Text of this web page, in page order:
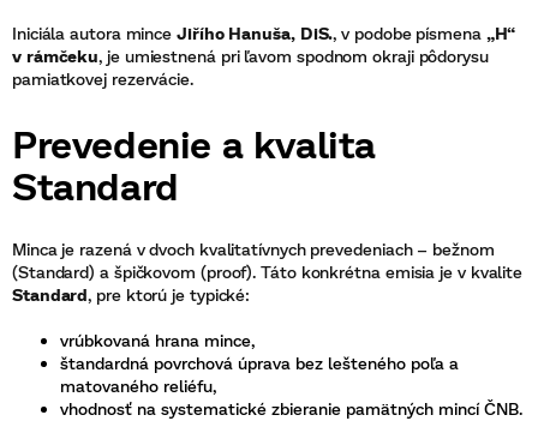
Iniciála autora minceJiřího Hanuša, DiS., v podobe písmena „H“
v rámčeku, je umiestnená pri ľavom spodnom okraji pôdorysu
pamiatkovej rezervácie.
Prevedenie a kvalita
Standard
Minca je razená v dvoch kvalitatívnych prevedeniach – bežnom
(Standard) a špičkovom (proof). Táto konkrétna emisia je v kvalite
Standard, pre ktorú je typické:
vrúbkovaná hrana mince,
štandardná povrchová úprava bez lešteného poľa a
matovaného reliéfu,
vhodnosť na systematické zbieranie pamätných mincí ČNB.